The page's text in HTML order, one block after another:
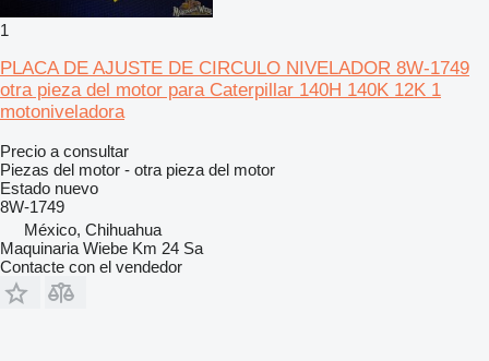
1
PLACA DE AJUSTE DE CIRCULO NIVELADOR 8W-1749
otra pieza del motor para Caterpillar 140H 140K 12K 1
motoniveladora
Precio a consultar
Piezas del motor - otra pieza del motor
Estado nuevo
8W-1749
México, Chihuahua
Maquinaria Wiebe Km 24 Sa
Contacte con el vendedor